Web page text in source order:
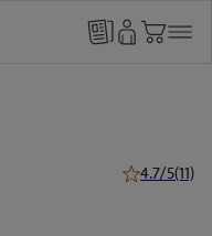
4.7/5(11)